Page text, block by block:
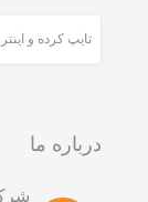
درباره ما